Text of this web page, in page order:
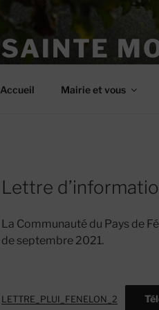
SAINTE
Accueil Mairie et vous
Lettre
La Communauté du Pays de
de septembre 2021.
LETTRE_PLUI_FENELON_2